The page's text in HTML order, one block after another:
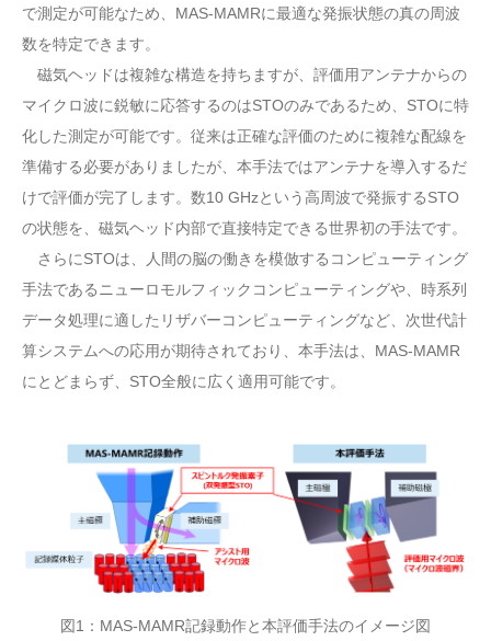
で測定が可能なため、MAS-MAMRに最適な発振状態の真の周波
数を特定できます。
磁気ヘッドは複雑な構造を持ちますが、評価用アンテナからの
マイクロ波に鋭敏に応答するのはSTOのみであるため、STOに特
化した測定が可能です。従来は正確な評価のために複雑な配線を
準備する必要がありましたが、本手法ではアンテナを導入するだ
けで評価が完了します。数10 GHzという高周波で発振するSTO
の状態を、磁気ヘッド内部で直接特定できる世界初の手法です。
さらにSTOは、人間の脳の働きを模倣するコンピューティング
手法であるニューロモルフィックコンピューティングや、時系列
データ処理に適したリザバーコンピューティングなど、次世代計
算システムへの応用が期待されており、本手法は、MAS-MAMR
にとどまらず、STO全般に広く適用可能です。
図1：MAS-MAMR記録動作と本評価手法のイメージ図